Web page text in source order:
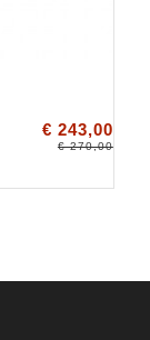
€ 243,00
€ 270,00